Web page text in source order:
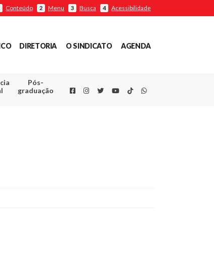
Conteúdo 2 Menu 3 Busca 4 Acessibilidade
DIRETORIA O SINDICATO AGENDA
Pós-
graduação
FacebookInstagram
TwitterYoutube
TikTokWhatsapp